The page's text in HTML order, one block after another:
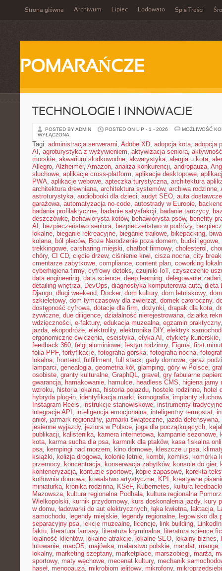
Strona główna Archiwum Lipiec Lodowato Spis Treści
POMARAŃCZE
TECHNOLOGIE I INNOWACJE
POSTED BY ADMIN POSTED ON LIP - 1 - 2026
MOŻLIWOŚĆ
WYŁĄCZONA
Tagi: administracja serwerami, Adobe XD, adopcja kota, adopcja
AI , agroturystyka z wyżywieniem, aktywizacja seniora,
morskie, akwarium słodkowodne, akwarystyka, alergia u kota,
Allegro, Alzheimer, Amazon, analiza konkurencji, andropauza,
słuchowe, aplikacje cross-platform, aplikacje desktopowe,
PWA, aplikacje webowe, apteczka turystyczna, architektura
architektura drewniana, architektura systemów, archiwa rodzinne,
astroturystyka, audiobooki dla dzieci, audyt SEO, auta dostawcze
garażowa, automatyzacja no-code, autostrady w Europie,
badania profilaktyczne, badanie satysfakcji, badanie tarczycy,
deszczówkę, behawiorysta kotów, behawiorysta psów, benefity
AI , bezpieczeństwo seniora, bezpieczeństwo w podróży,
lokalne, bieganie rekreacyjne, bieganie trailowe, bikepacking,
kolana, ból pleców, Boże Narodzenie poza domem, budki lęgowe,
trekkingowe, carsharing miejski, chatbot firmowy, cholesterol ,
chóry, CI CD, cięcie drzew, ciśnienie krwi, cisza nocna, city
cmentarze zabytkowe, compliance, content plan, coworking
cyberhigiena firmy, cyfrowy detoks, czujniki IoT, czyszczenie
data engineering, data science, deep learning, delegowanie zadań
detailing wnętrza, DevOps, diagnostyka komputerowa auta, dieta
Django, długi weekend, Docker, dom kultury, dom letniskowy,
szkieletowy, dom tymczasowy dla zwierząt, domek całoroczny,
dostępność cyfrowa, dotacje dla firm, dożynki, drapak dla kota,
żywiczne, due diligence, działalność nierejestrowana, działka
wdzięczności, e-faktury, edukacja muzealna, egzamin praktyczny
jazda, ekopodróże, elektrolity, elektronika DIY, elektryk
ergonomiczne ćwiczenia, eseistyka, etyka AI , etykiety kurierskie,
feedback 360, felgi aluminiowe, festyn rodzinny, Figma, first
folia PPF, fortyfikacje, fotografia górska, fotografia nocna,
lokalna, frontend, fulfillment, full stack, gady domowe, garaż
lamparci, genealogia, geometria kół, glamping, góry w Polsce,
osobiste, granty kulturalne, GraphQL, gravel , gry fabularne
gwarancja, hamakowanie, hamulce, headless CMS, higiena jamy
wzroku, historia lokalna, historia pojazdu, hostele rodzinne, hotel
hybryda plug-in, identyfikacja marki, ikonografia, implanty
Instagram Reels, instrukcje stanowiskowe, instrumenty tradycyjne
integracje API , inteligencja emocjonalna, inteligentny termostat,
anioł, jarmark regionalny, jarmarki świąteczne, jazda defensywna,
jesienne wyjazdy, jeziora w Polsce, joga dla początkujących,
publikacji, kalistenika, kamera internetowa, kampanie sezonowe,
kota, karma sucha dla psa, karmnik dla ptaków, kasa fiskalna
psa, kempingi nad morzem, kino domowe, kleszcze u psa,
książki, kolizja drogowa, kolonie letnie, kombi, komiks, komórka
przemocy, koncentracja, konserwacja zabytków, konsole do gier,
konteneryzacja, kontuzje sportowe, kopie zapasowe, korekta
kotłownia domowa, kowalstwo artystyczne, KPI , kreatywne
miniaturka, kronika rodzinna, KSeF, Kubernetes, kultura
Mazowsza, kultura regionalna Podhala, kultura regionalna
Wielkopolski, kurnik przydomowy, kurs doskonalenia jazdy, kury
w domu, ładowarki do aut elektrycznych, łąka kwietna, laktacja,
samochodu, legendy miejskie, legendy regionalne, legowisko dla
separacyjny psa, lekcje muzealne, licencje, link building,
faktu, literatura fantasy, literatura kryminalna, literatura science
lojalność klientów, lokalne atrakcje, lokalne SEO, lokalny biznes,
lutowanie, macOS, majówka, malarstwo polskie, mandat, manga,
lokalny, marketing szeptany, marketplace, marszobiegi, marża,
sportowy, maty węchowe, mecenat kultury, mechanik
haseł, menopauza, mikrobiom jelitowy, mikrofony,